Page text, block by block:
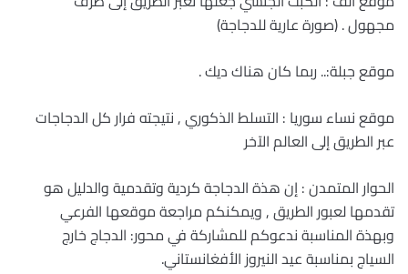
مجهول . (صورة عارية للدجاجة)
موقع جبلة:.. ربما كان هناك ديك .
موقع نساء سوريا : التسلط الذكوري , نتيجته فرار كل الدجاجات
عبر الطريق إلى العالم الآخر
الحوار المتمدن : إن هذة الدجاجة كردية وتقدمية والدليل هو
تقدمها لعبور الطريق , ويمكنكم مراجعة موقعها الفرعي
وبهذة المناسبة ندعوكم للمشاركة في محور: الدجاج خارج
السياج بمناسبة عيد النيروز الأفغانستاني.